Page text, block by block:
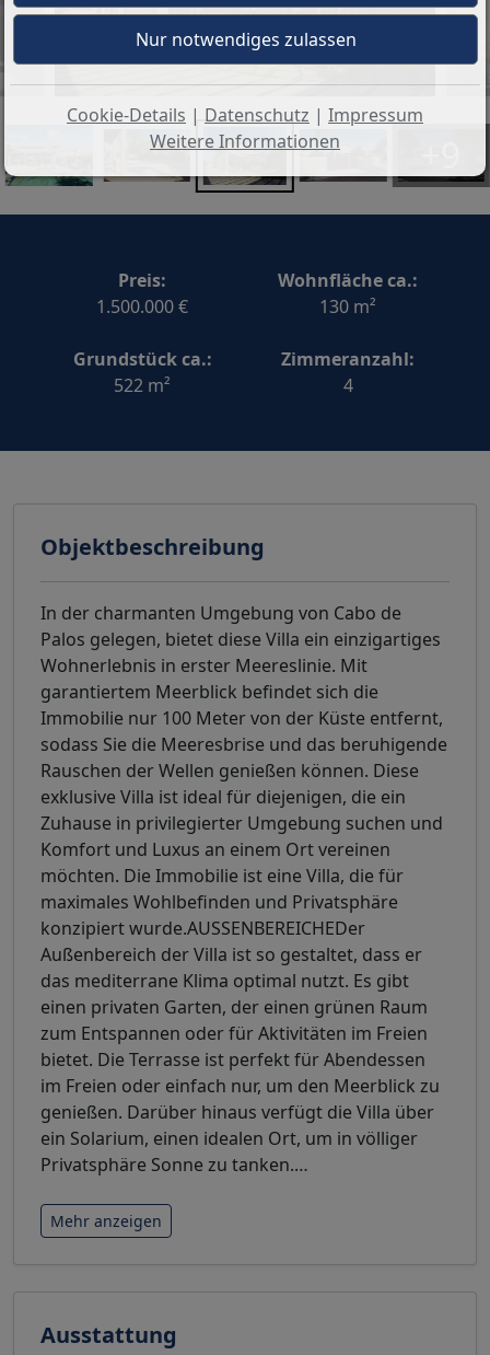
Preis:
1.500.000 €
Wohnfläche ca.:
130 m²
Grundstück ca.:
522 m²
Zimmeranzahl:
4
Objektbeschreibung
In der charmanten Umgebung von Cabo de
Palos gelegen, bietet diese Villa ein einzigartiges
Wohnerlebnis in erster Meereslinie. Mit
garantiertem Meerblick befindet sich die
Immobilie nur 100 Meter von der Küste entfernt,
sodass Sie die Meeresbrise und das beruhigende
Rauschen der Wellen genießen können. Diese
exklusive Villa ist ideal für diejenigen, die ein
Zuhause in privilegierter Umgebung suchen und
Komfort und Luxus an einem Ort vereinen
möchten. Die Immobilie ist eine Villa, die für
maximales Wohlbefinden und Privatsphäre
konzipiert wurde.AUSSENBEREICHEDer
Außenbereich der Villa ist so gestaltet, dass er
das mediterrane Klima optimal nutzt. Es gibt
einen privaten Garten, der einen grünen Raum
zum Entspannen oder für Aktivitäten im Freien
bietet. Die Terrasse ist perfekt für Abendessen
im Freien oder einfach nur, um den Meerblick zu
genießen. Darüber hinaus verfügt die Villa über
ein Solarium, einen idealen Ort, um in völliger
Privatsphäre Sonne zu tanken.…
Mehr anzeigen
Ausstattung
Cookie-Details | Datenschutz | Impressum
Weitere Informationen